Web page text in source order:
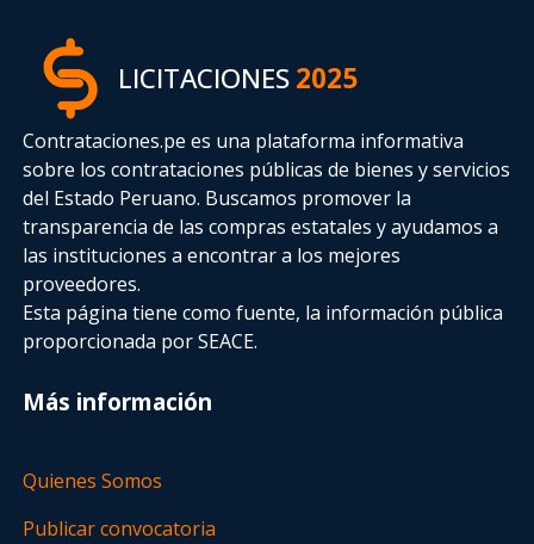
LICITACIONES2025
Contrataciones.pe es una plataforma informativa
sobre los contrataciones públicas de bienes y servicios
del Estado Peruano. Buscamos promover la
transparencia de las compras estatalesy ayudamos a
las instituciones a encontrar a los mejores
proveedores.
Esta página tiene como fuente, la información pública
proporcionada por SEACE.
Más información
Quienes Somos
Publicar convocatoria